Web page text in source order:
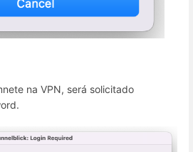
na VPN, será solicitado